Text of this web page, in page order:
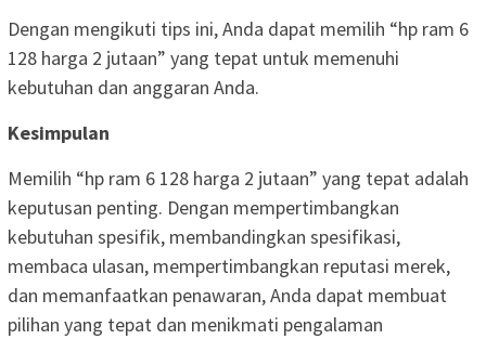
Dengan mengikuti tips ini, Anda dapat memilih “hp ram 6
128 harga 2 jutaan” yang tepat untuk memenuhi
kebutuhan dan anggaran Anda.
Kesimpulan
Memilih “hp ram 6 128 harga 2 jutaan” yang tepat adalah
keputusan penting. Dengan mempertimbangkan
kebutuhan spesifik, membandingkan spesifikasi,
membaca ulasan, mempertimbangkan reputasi merek,
dan memanfaatkan penawaran, Anda dapat membuat
pilihan yang tepat dan menikmati pengalaman